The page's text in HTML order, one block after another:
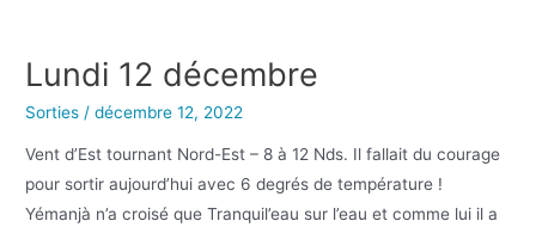
Lundi 12 décembre
Sorties /décembre 12, 2022
Vent d’Est tournant Nord-Est – 8 à 12 Nds. Il fallait du courage
pour sortir aujourd’hui avec 6 degrés de température !
Yémanjà n’a croisé que Tranquil’eau sur l’eau et comme lui il a